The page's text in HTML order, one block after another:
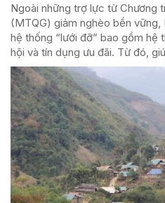
Ngoài những trợ lực từ Chương
(MTQG) giảm nghèo bền
hệ thống “lưới đỡ” bao gồm hệ
hội và tín dụng ưu đãi. Từ đó,